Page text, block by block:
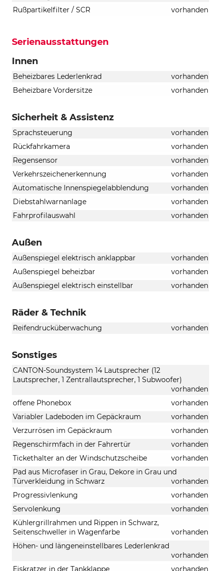
Rußpartikelfilter / SCR
vorhanden
Serienausstattungen
Innen
Beheizbares Lederlenkrad
vorhanden
Beheizbare Vordersitze
vorhanden
Sicherheit & Assistenz
Sprachsteuerung
vorhanden
Rückfahrkamera
vorhanden
Regensensor
vorhanden
Verkehrszeichenerkennung
vorhanden
Automatische Innenspiegelabblendung
vorhanden
Diebstahlwarnanlage
vorhanden
Fahrprofilauswahl
vorhanden
Außen
Außenspiegel elektrisch anklappbar
vorhanden
Außenspiegel beheizbar
vorhanden
Außenspiegel elektrisch einstellbar
vorhanden
Räder & Technik
Reifendrucküberwachung vorhanden
Sonstiges
CANTON-Soundsystem 14 Lautsprecher (12
Lautsprecher, 1 Zentrallautsprecher, 1 Subwoofer)
vorhanden
offene Phonebox
vorhanden
Variabler Ladeboden im Gepäckraum
vorhanden
Verzurrösen im Gepäckraum
vorhanden
Regenschirmfach in der Fahrertür
vorhanden
Tickethalter an der Windschutzscheibe
vorhanden
Pad aus Microfaser in Grau, Dekore in Grau und
Türverkleidung in Schwarz
vorhanden
Progressivlenkung
vorhanden
Servolenkung
vorhanden
Kühlergrillrahmen und Rippen in Schwarz,
Seitenschweller in Wagenfarbe
vorhanden
Höhen- und längeneinstellbares Lederlenkrad
vorhanden
Eiskratzer in der Tankklappe
vorhanden